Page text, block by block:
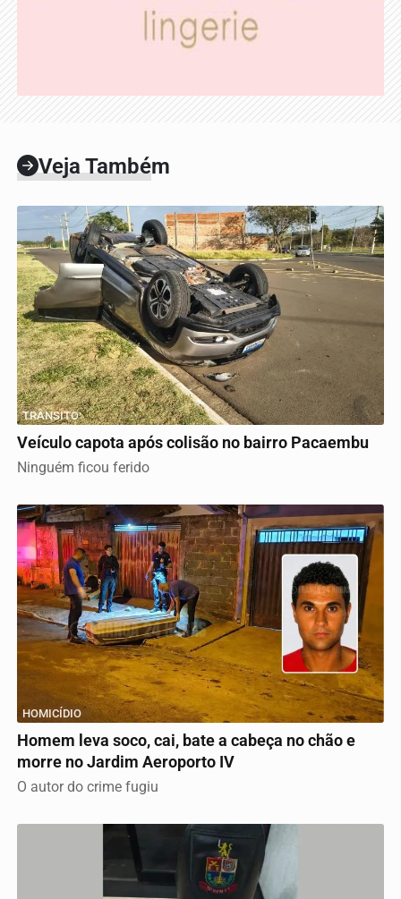
Veja Também
TRÂNSITO
Veículo capota após colisão no bairro Pacaembu
Ninguém ficou ferido
HOMICÍDIO
Homem leva soco, cai, bate a cabeça no chão e
morre no Jardim Aeroporto IV
O autor do crime fugiu